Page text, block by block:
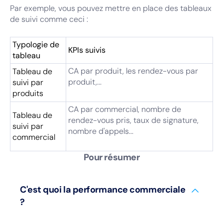
Par exemple, vous pouvez mettre en place des tableaux
de suivi comme ceci :
Typologie de
tableau
KPIs suivis
Tableau de
suivi par
produits
CA par produit, les rendez-vous par
produit,...
Tableau de
suivi par
commercial
CA par commercial, nombre de
rendez-vous pris, taux de signature,
nombre d'appels...
Pour résumer
C'est quoi la performance commerciale
?